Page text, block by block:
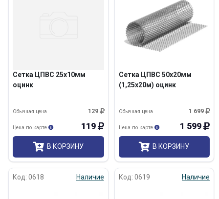
Сетка ЦПВС 25х10мм
оцинк
129
Обычная цена
119
Цена по карте
В КОРЗИНУ
Сетка ЦПВС 50х20мм
(1,25х20м) оцинк
1 699
Обычная цена
1 599
Цена по карте
В КОРЗИНУ
Код: 0618 Наличие Код: 0619 Наличие